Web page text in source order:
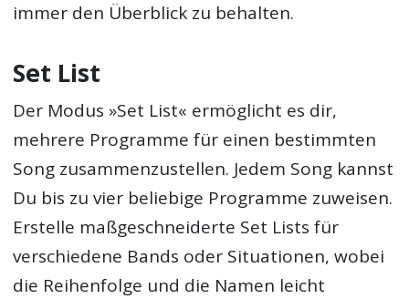
immer den Überblick zu behalten.
Set List
Der Modus »Set List« ermöglicht es dir,
mehrere Programme für einen bestimmten
Song zusammenzustellen. Jedem Song kannst
Du bis zu vier beliebige Programme zuweisen.
Erstelle maßgeschneiderte Set Lists für
verschiedene Bands oder Situationen, wobei
die Reihenfolge und die Namen leicht